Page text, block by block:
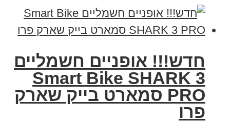
חדש!!! אופניים חשמליים
Smart Bike SHARK 3
PRO סמארט בייק שארק
פרו